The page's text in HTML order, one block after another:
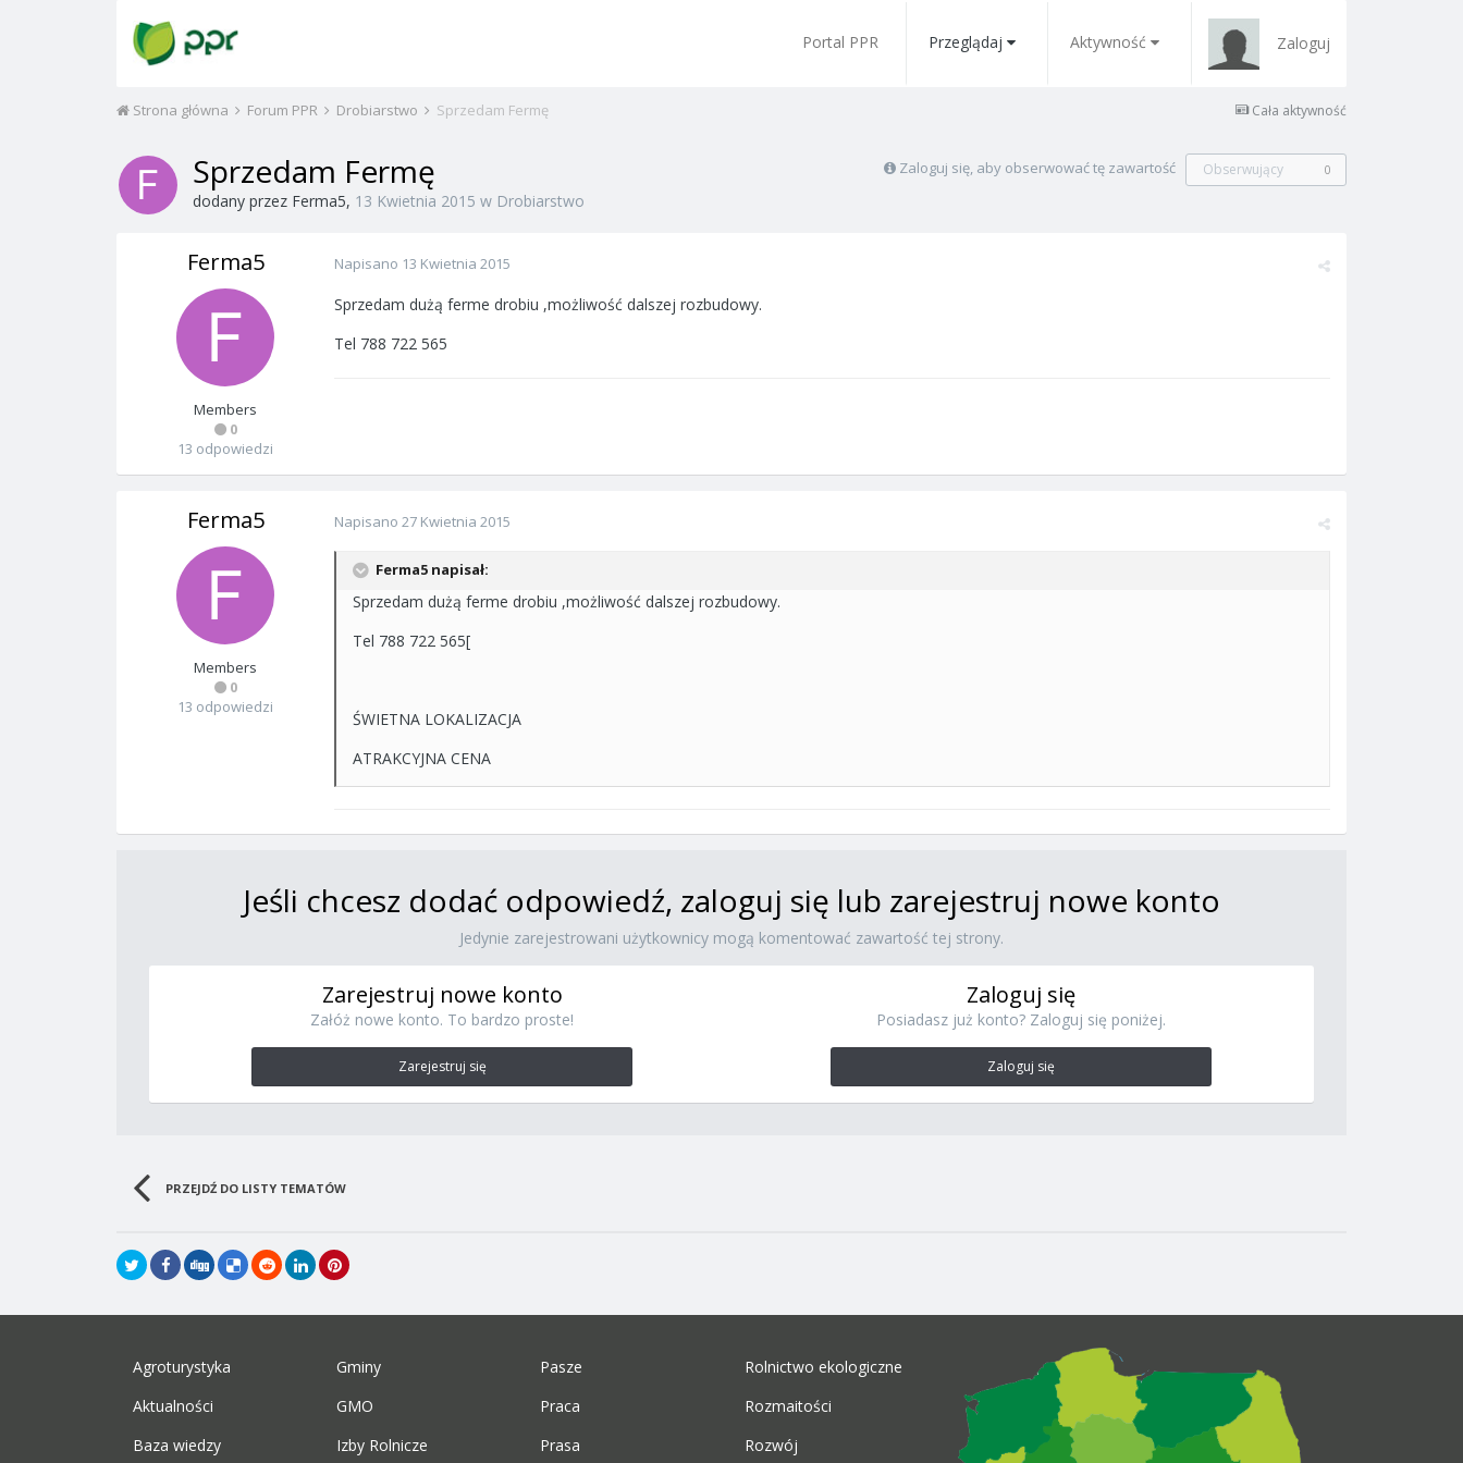
Portal PPR Przeglądaj Aktywność Zaloguj
Cała aktywność
Strona główna Forum PPR Drobiarstwo Sprzedam Fermę
Zaloguj się, aby obserwować tę zawartość Obserwujący 0
Sprzedam Fermę
dodany przez Ferma5, 13 Kwietnia 2015 w Drobiarstwo
Ferma5
Members
0
13 odpowiedzi
Napisano 13 Kwietnia 2015
Sprzedam dużą ferme drobiu ,możliwość dalszej rozbudowy.
Tel 788 722 565
Ferma5
Members
0
13 odpowiedzi
Napisano 27 Kwietnia 2015
Ferma5 napisał:
Sprzedam dużą ferme drobiu ,możliwość dalszej rozbudowy.
Tel 788 722 565[
ŚWIETNA LOKALIZACJA
ATRAKCYJNA CENA
Jeśli chcesz dodać odpowiedź, zaloguj się lub zarejestruj nowe konto
Jedynie zarejestrowani użytkownicy mogą komentować zawartość tej strony.
Zarejestruj nowe konto
Załóż nowe konto. To bardzo proste!
Zarejestruj się
Zaloguj się
Posiadasz już konto? Zaloguj się poniżej.
Zaloguj się
PRZEJDŹ DO LISTY TEMATÓW
Agroturystyka
Aktualności
Baza wiedzy
Gminy
GMO
Izby Rolnicze
Pasze
Praca
Prasa
Rolnictwo ekologiczne
Rozmaitości
Rozwój